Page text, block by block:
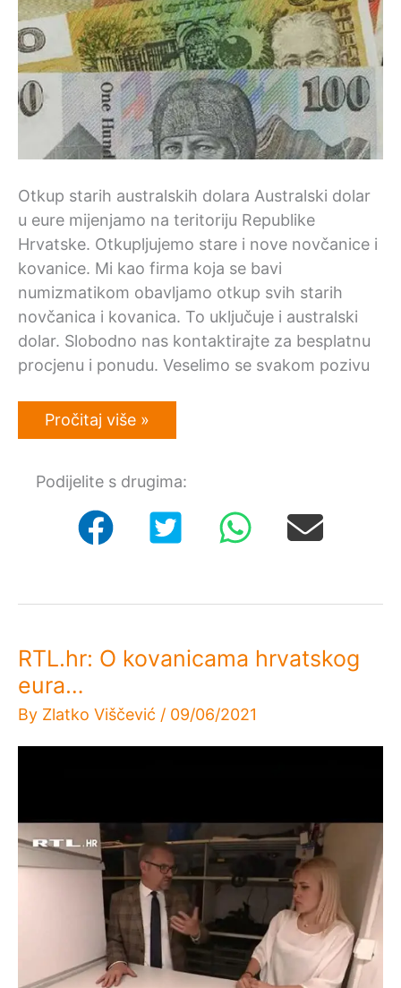
Otkup starih australskih dolara Australski dolar
u eure mijenjamo na teritoriju Republike
Hrvatske. Otkupljujemo stare i nove novčanice i
kovanice. Mi kao firma koja se bavi
numizmatikom obavljamo otkup svih starih
novčanica i kovanica. To uključuje i australski
dolar. Slobodno nas kontaktirajte za besplatnu
procjenu i ponudu. Veselimo se svakom pozivu
Australski
dolar
–
nove
Pročitaj više »
Podijelite s drugima:
RTL.hr: O kovanicama hrvatskog
eura…
By Zlatko Viščević / 09/06/2021